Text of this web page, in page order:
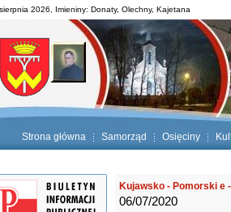
2026, Imieniny: Donaty, Olechny, Kajetana
Strona główna Samorząd Osięciny
Kujawsko - Pomorski e
06/07/2020